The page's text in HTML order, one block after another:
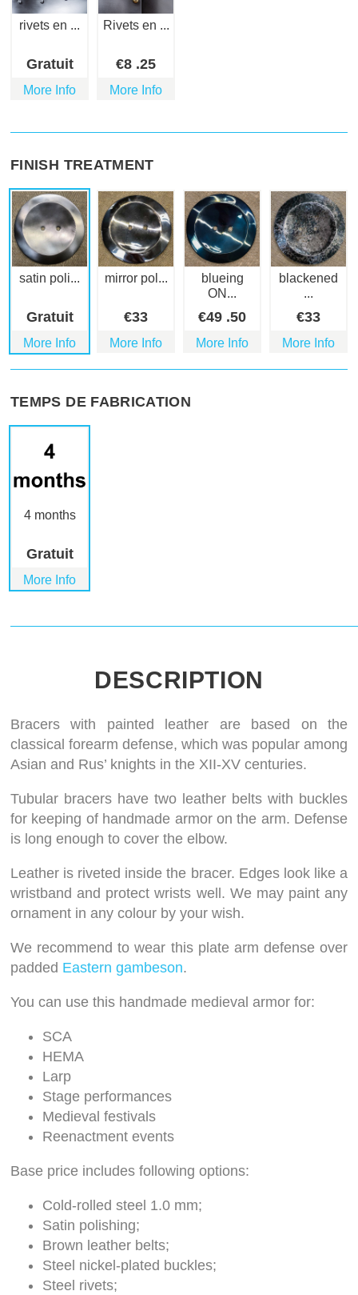
rivets en ...
Gratuit
More Info
Rivets en ...
€8 .25
More Info
FINISH TREATMENT
satin poli...
Gratuit
More Info
mirror pol...
€33
More Info
blueing
ON...
€49 .50
More Info
blackened
...
€33
More Info
TEMPS DE FABRICATION
4 months
Gratuit
More Info
DESCRIPTION
Bracers with painted leather are based on the
classical forearm defense, which was popular among
Asian and Rus’ knights in the XII-XV centuries.
Tubular bracers have two leather belts with buckles
for keeping of handmade armor on the arm. Defense
is long enough to cover the elbow.
Leather is riveted inside the bracer. Edges look like a
wristband and protect wrists well. We may paint any
ornament in any colour by your wish.
We recommend to wear this plate arm defense over
padded Eastern gambeson.
You can use this handmade medieval armor for:
SCA
HEMA
Larp
Stage performances
Medieval festivals
Reenactment events
Base price includes following options:
Cold-rolled steel 1.0 mm;
Satin polishing;
Brown leather belts;
Steel nickel-plated buckles;
Steel rivets;